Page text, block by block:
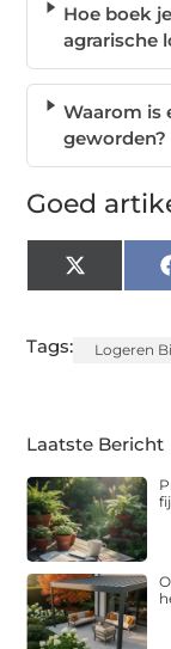
Hoe boek
agrarische
Waarom is
geworden?
Goed
X
(Twitter)
Tags: Logeren
Laatste Bericht